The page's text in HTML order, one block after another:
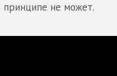
принципе не может.